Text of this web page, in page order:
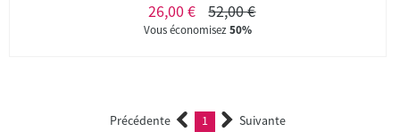
26,00 € 52,00 €
Vous économisez50%
Précédente 1 (current)Suivante